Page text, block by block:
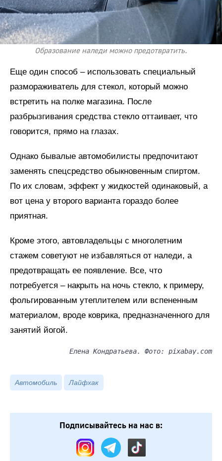
Образование наледи можно предотвратить.
Еще один способ – использовать специальный
размораживатель для стекол, который можно
встретить на полке магазина. После
разбрызгивания средства стекло оттаивает, что
говорится, прямо на глазах.
Однако бывалые автомобилисты предпочитают
заменять спецсредство обыкновенным спиртом.
По их словам, эффект у жидкостей одинаковый, а
вот цена у второго варианта гораздо более
приятная.
Кроме этого, автовладельцы с многолетним
стажем советуют не избавляться от наледи, а
предотвращать ее появление. Все, что
потребуется – накрыть на ночь стекло, к примеру,
фольгированным утеплителем или вспененным
материалом, вроде коврика, предназначенного для
занятий йогой.
Елена Кондратьева. Фото: pixabay.com
Автомобиль Лайфхак
Подписывайтесь на нас в: